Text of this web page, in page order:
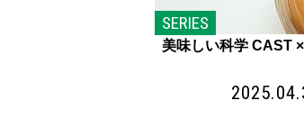
SERIES
美味しい科学 CAST